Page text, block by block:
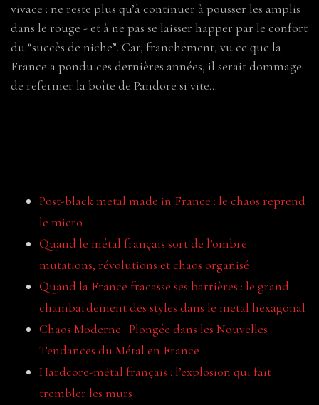
vivace : ne reste plus qu’à continuer à pousser les amplis
dans le rouge - et à ne pas se laisser happer par le confort
du “succès de niche”. Car, franchement, vu ce que la
France a pondu ces dernières années, il serait dommage
de refermer la boîte de Pandore si vite…
Post-black metal made in France : le chaos reprend
le micro
Quand le métal français sort de l’ombre :
mutations, révolutions et chaos organisé
Quand la France fracasse ses barrières : le grand
chambardement des styles dans le metal hexagonal
Chaos Moderne : Plongée dans les Nouvelles
Tendances du Métal en France
Hardcore-métal français : l’explosion qui fait
trembler les murs